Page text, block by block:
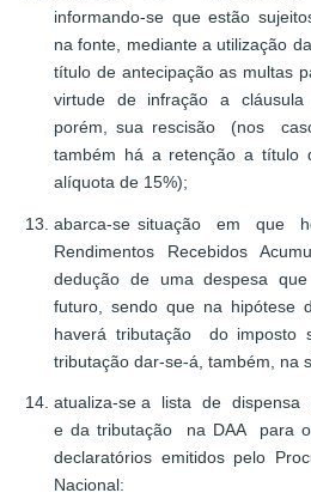
informando-se que estão
na fonte, mediante a utilização
título de antecipação as multas
virtude de infração a
porém, sua rescisão (nos
também há a retenção a título
alíquota de 15%);
abarca-se situação em que
Rendimentos Recebidos
dedução de uma despesa
futuro, sendo que na hipótese
haverá tributação do imposto
tributação dar-se-á, também, na
atualiza-se a lista de
e da tributação na DAA para
declaratórios emitidos pelo
Nacional: